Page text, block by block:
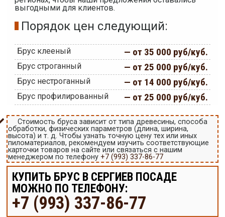
выгодными для клиентов.
Порядок цен следующий:
Брус клееный — от 35 000 руб/куб.
Брус строганный — от 25 000 руб/куб.
Брус нестроганный — от 14 000 руб/куб.
Брус профилированный — от 25 000 руб/куб.
Стоимость бруса зависит от типа древесины, способа
обработки, физических параметров (длина, ширина,
высота) и т. д. Чтобы узнать точную цену тех или иных
пиломатериалов, рекомендуем изучить соответствующие
карточки товаров на сайте или связаться с нашим
менеджером по телефону +7 (993) 337-86-77
КУПИТЬ БРУС В СЕРГИЕВ ПОСАДЕ
МОЖНО ПО ТЕЛЕФОНУ:
+7 (993) 337-86-77